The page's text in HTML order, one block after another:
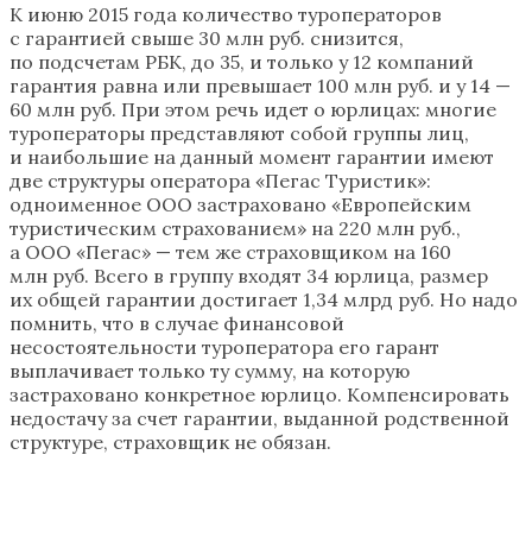
К июню 2015 года количество туроператоров
с гарантией свыше 30 млн руб. снизится,
по подсчетам РБК, до 35, и только у 12 компаний
гарантия равна или превышает 100 млн руб. и у 14 —
60 млн руб. При этом речь идет о юрлицах: многие
туроператоры представляют собой группы лиц,
и наибольшие на данный момент гарантии имеют
две структуры оператора «Пегас Туристик»:
одноименное ООО застраховано «Европейским
туристическим страхованием» на 220 млн руб.,
а ООО «Пегас» — тем же страховщиком на 160
млн руб. Всего в группу входят 34 юрлица, размер
их общей гарантии достигает 1,34 млрд руб. Но надо
помнить, что в случае финансовой
несостоятельности туроператора его гарант
выплачивает только ту сумму, на которую
застраховано конкретное юрлицо. Компенсировать
недостачу за счет гарантии, выданной родственной
структуре, страховщик не обязан.